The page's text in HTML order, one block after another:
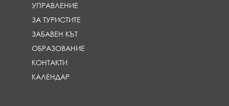
УПРАВЛЕНИЕ
ЗА ТУРИСТИТЕ
ЗАБАВЕН КЪТ
ОБРАЗОВАНИЕ
КОНТАКТИ
КАЛЕНДАР